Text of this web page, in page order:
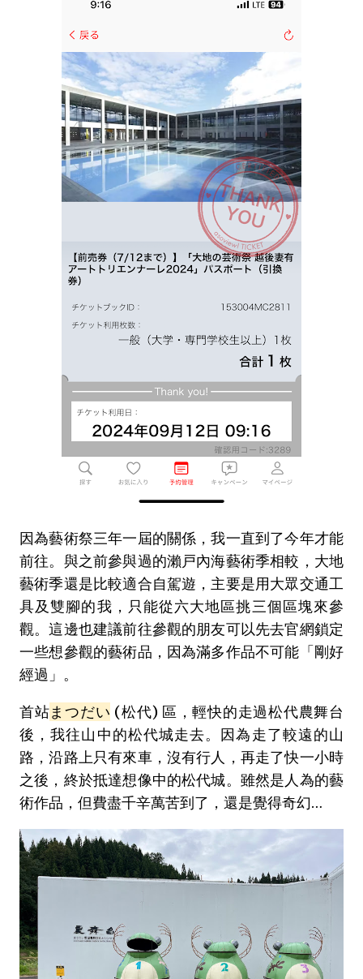
因為藝術祭三年一屆的關係，我一直到了今年才能
前往。與之前參與過的瀨戸內海藝術季相較，大地
藝術季還是比較適合自駕遊，主要是用大眾交通工
具及雙腳的我，只能從六大地區挑三個區塊來參
觀。這邊也建議前往參觀的朋友可以先去官網鎖定
一些想參觀的藝術品，因為滿多作品不可能「剛好
經過」。
首站まつだい (松代) 區，輕快的走過松代農舞台
後，我往山中的松代城走去。因為走了較遠的山
路，沿路上只有來車，沒有行人，再走了快一小時
之後，終於抵達想像中的松代城。雖然是人為的藝
術作品，但費盡千辛萬苦到了，還是覺得奇幻…